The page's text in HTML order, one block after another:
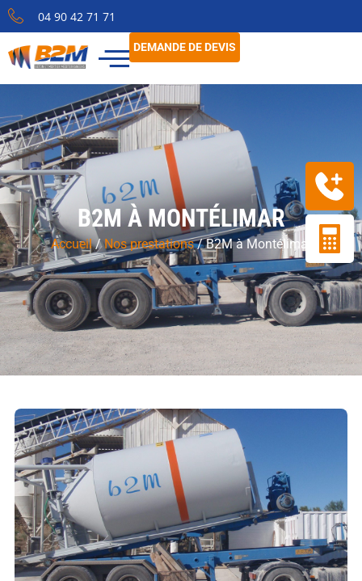
04 90 42 71 71
DEMANDE DE DEVIS
B2M À MONTÉLIMAR
Accueil/Nos prestations/B2M à Montélimar